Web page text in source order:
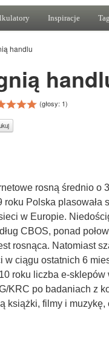
Inspiracje
handlu
(głosy: 1)
rosną średnio o
Polska plasowała
w Europie.
CBOS, ponad
rosnąca. Natomiast
ciągu ostatnich 6
roku liczba e-
KRC po badaniach z
książki, filmy i muzykę,